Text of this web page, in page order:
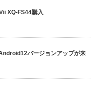
XQ-FS44購入
バージョンアップが来